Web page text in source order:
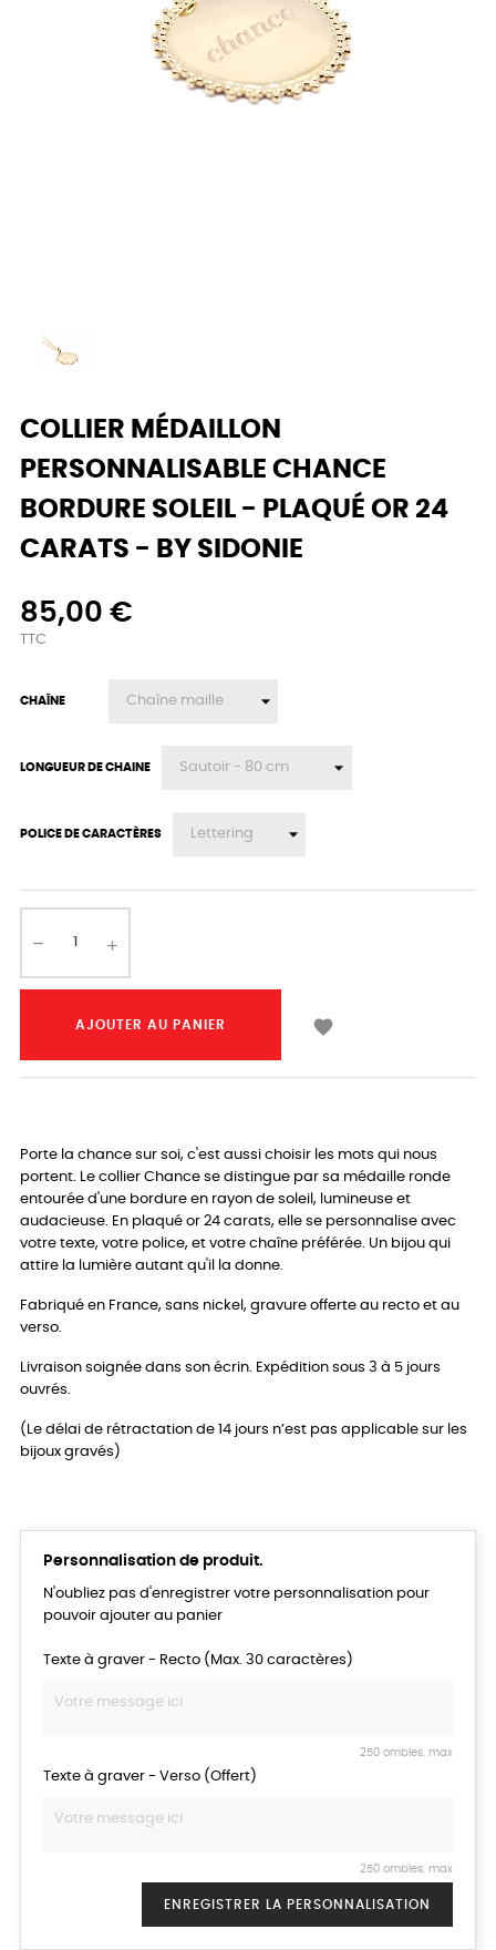
COLLIER MÉDAILLON
PERSONNALISABLE CHANCE
BORDURE SOLEIL - PLAQUÉ OR 24
CARATS - BY SIDONIE
85,00 €
TTC
CHAÎNE
LONGUEUR DE CHAINE
POLICE DE CARACTÈRES
AJOUTER AU PANIER 
Porte la chance sur soi, c'est aussi choisir les mots qui nous
portent. Le collier Chance se distingue par sa médaille ronde
entourée d'une bordure en rayon de soleil, lumineuse et
audacieuse. En plaqué or 24 carats, elle se personnalise avec
votre texte, votre police, et votre chaîne préférée. Un bijou qui
attire la lumière autant qu'il la donne.
Fabriqué en France, sans nickel, gravure offerte au recto et au
verso.
Livraison soignée dans son écrin. Expédition sous 3 à 5 jours
ouvrés.
(Le délai de rétractation de 14 jours n’est pas applicable sur les
bijoux gravés)
Personnalisation de produit.
N'oubliez pas d'enregistrer votre personnalisation pour
pouvoir ajouter au panier
Texte à graver - Recto (Max. 30 caractères)
250 ombles. max
Texte à graver - Verso (Offert)
250 ombles. max
ENREGISTRER LA PERSONNALISATION